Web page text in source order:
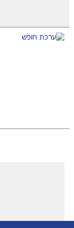
המוצר